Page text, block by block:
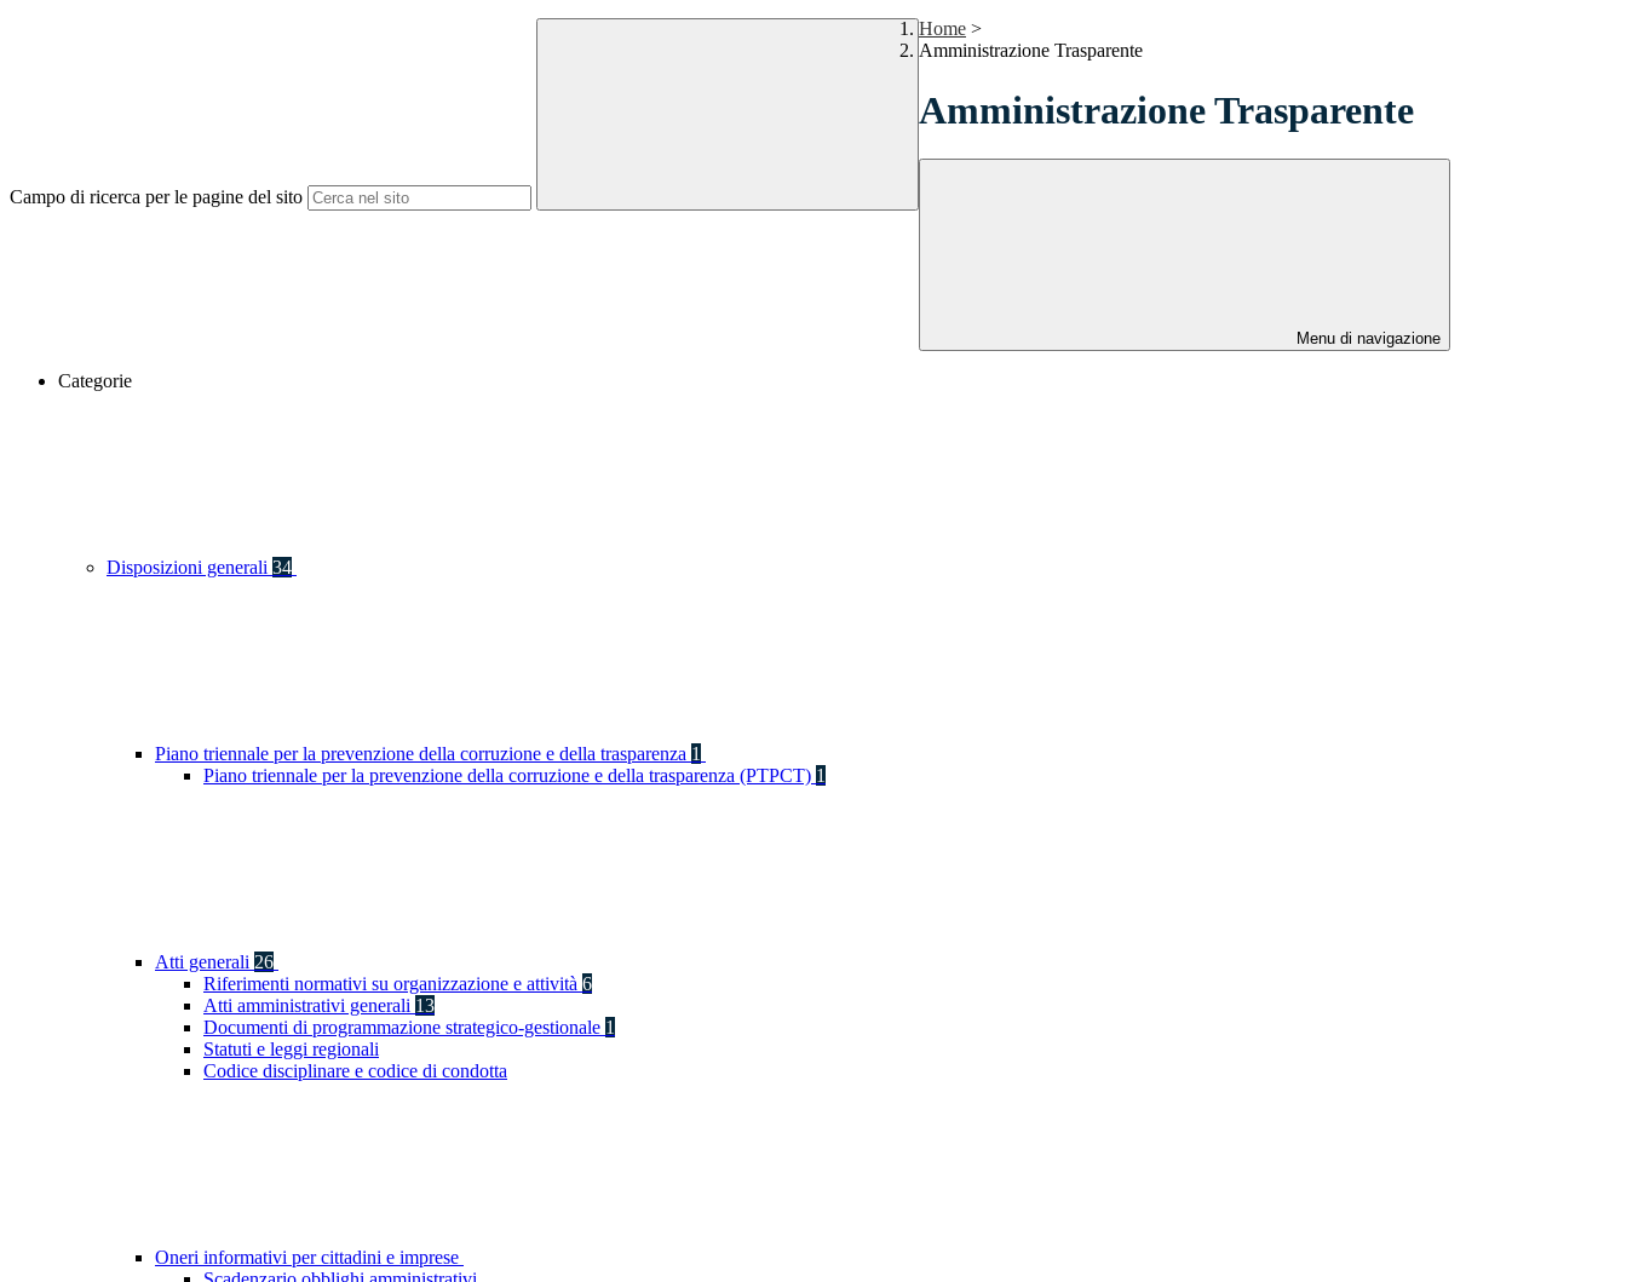
Campo di ricerca per le pagine del sito
Home >
Amministrazione Trasparente
Amministrazione Trasparente
Menu di navigazione
Categorie
Disposizioni generali 34
Piano triennale per la prevenzione della corruzione e della trasparenza 1
Piano triennale per la prevenzione della corruzione e della trasparenza (PTPCT) 1
Atti generali 26
Riferimenti normativi su organizzazione e attività 6
Atti amministrativi generali 13
Documenti di programmazione strategico-gestionale 1
Statuti e leggi regionali
Codice disciplinare e codice di condotta
Oneri informativi per cittadini e imprese